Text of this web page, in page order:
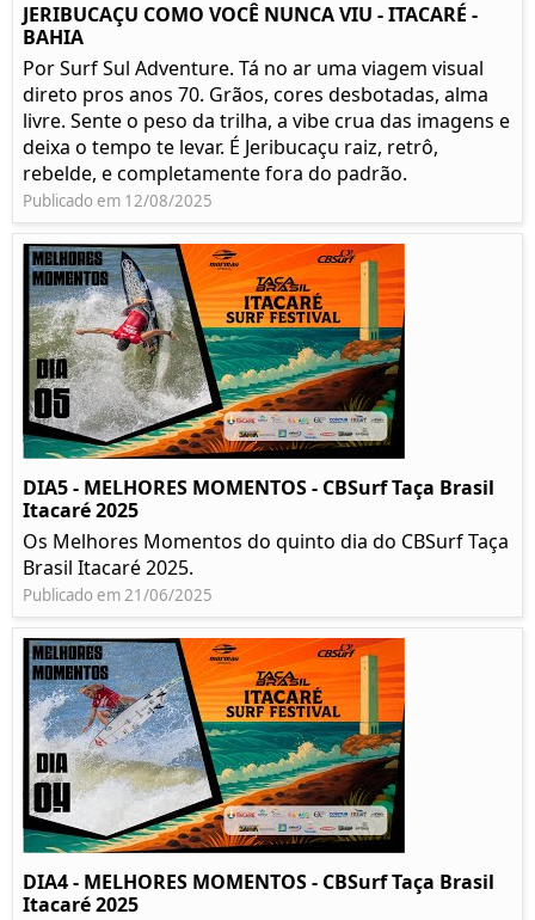
JERIBUCAÇU COMO VOCÊ NUNCA VIU - ITACARÉ -
BAHIA
Por Surf Sul Adventure. Tá no ar uma viagem visual
direto pros anos 70. Grãos, cores desbotadas, alma
livre. Sente o peso da trilha, a vibe crua das imagens e
deixa o tempo te levar. É Jeribucaçu raiz, retrô,
rebelde, e completamente fora do padrão.
Publicado em 12/08/2025
DIA5 - MELHORES MOMENTOS - CBSurf Taça Brasil
Itacaré 2025
Os Melhores Momentos do quinto dia do CBSurf Taça
Brasil Itacaré 2025.
Publicado em 21/06/2025
DIA4 - MELHORES MOMENTOS - CBSurf Taça Brasil
Itacaré 2025